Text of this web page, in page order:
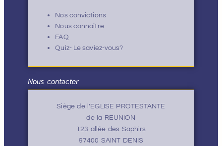
Nos convictions
Nous connaître
FAQ
Quiz- Le saviez-vous?
Nous contacter
Siège de l’EGLISE PROTESTANTE
de la REUNION
123 allée des Saphirs
97400 SAINT DENIS